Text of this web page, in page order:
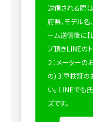
送信される際は
府県、モデル名
ーム送信後に【
プ頂きLINEの
２：メーター
の) 3:車検証の
い。 LINEでも
ズです。